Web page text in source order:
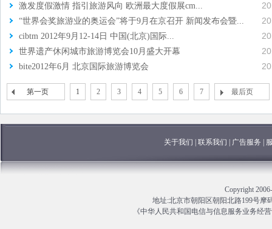
激发度假激情 指引旅游风向 欧洲最大度假展cm...
“世界会奖旅游业的奥运会”将于9月在京召开 新闻发布会暨...
cibtm 2012年9月12-14日 中国(北京)国际...
世界遗产休闲城市旅游博览会10月盛大开幕
bite2012年6月 北京国际旅游博览会
第一页 1 2 3 4 5 6 7 最后页
关于我们 联系我们 广告服务
Copyright
地址:北京市朝阳区朝阳北路199号摩
《中华人民共和国电信与信息服务业务经